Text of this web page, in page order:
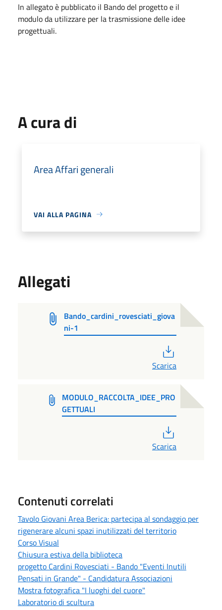
In allegato è pubblicato il Bando del progetto e il
modulo da utilizzare per la trasmissione delle idee
progettuali.
A cura di
Area Affari generali
VAI ALLA PAGINA
Allegati
Bando_cardini_rovesciati_giova
ni-1
Scarica
MODULO_RACCOLTA_IDEE_PRO
GETTUALI
Scarica
Contenuti correlati
Tavolo Giovani Area Berica: partecipa al sondaggio per
rigenerare alcuni spazi inutilizzati del territorio
Corso Visual
Chiusura estiva della biblioteca
progetto Cardini Rovesciati - Bando "Eventi Inutili
Pensati in Grande" - Candidatura Associazioni
Mostra fotografica "I luoghi del cuore"
Laboratorio di scultura